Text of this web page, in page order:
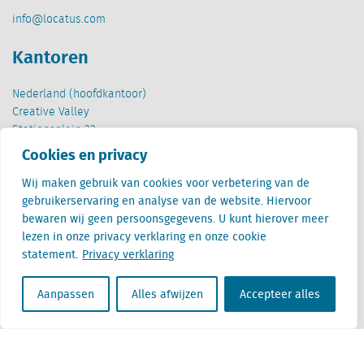
Cookies en privacy
Wij maken gebruik van cookies voor verbetering van de
gebruikerservaring en analyse van de website. Hiervoor
bewaren wij geen persoonsgegevens. U kunt hierover meer
lezen in onze privacy verklaring en onze cookie
statement. Privacy verklaring
Aanpassen Alles afwijzen Accepteer alles
info@locatus.com
Kantoren
Nederland (hoofdkantoor)
Creative Valley
Stationsplein 32
3511 ED Utrecht
België
Cantersteen 47
1000 Brussel